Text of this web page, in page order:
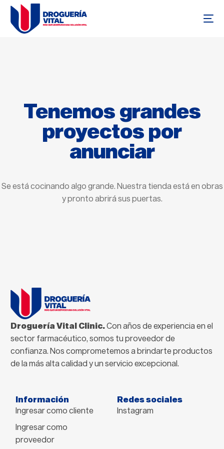
Tenemos grandes
proyectos por
anunciar
Se está cocinando algo grande. Nuestra tienda está en obras
y pronto abrirá sus puertas.
Droguería Vital Clinic.Con años de experiencia en el
sector farmacéutico, somos tu proveedor de
confianza. Nos comprometemos a brindarte productos
de la más alta calidad y un servicio excepcional.
Información
Ingresar como cliente
Ingresar como
proveedor
Redes sociales
Instagram